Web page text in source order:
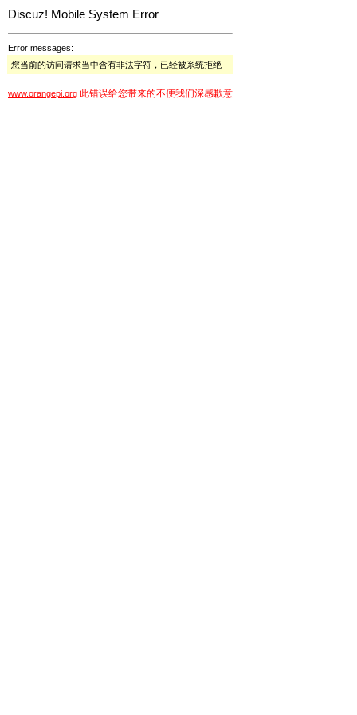
Discuz! Mobile System Error
Error messages:
您当前的访问请求当中含有非法字符，已经被系统拒绝
www.orangepi.org 此错误给您带来的不便我们深感歉意